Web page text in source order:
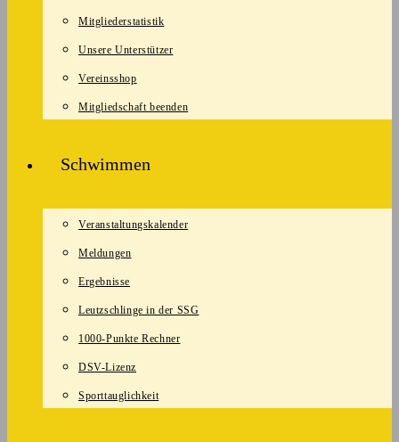
Mitgliederstatistik
Unsere Unterstützer
Vereinsshop
Mitgliedschaft beenden
Schwimmen
Veranstaltungskalender
Meldungen
Ergebnisse
Leutzschlinge in der SSG
1000-Punkte Rechner
DSV-Lizenz
Sporttauglichkeit